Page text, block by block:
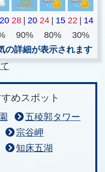
20 28 | 20 24 | 15 22 | 14
90% 80%
30%
の詳細が表示されます
めスポット
五稜郭タワー
宗谷岬
知床五湖